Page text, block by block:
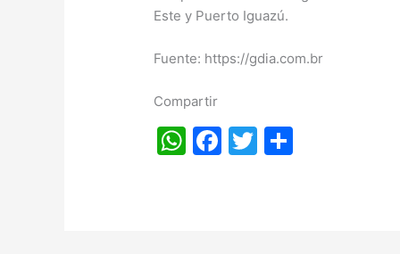
Este y Puerto Iguazú.
Fuente: https://gdia.com.br
Compartir
W F
T